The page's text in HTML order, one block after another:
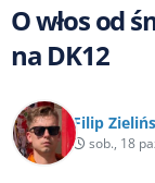
O włos od
na DK12
Filip
sob., 18